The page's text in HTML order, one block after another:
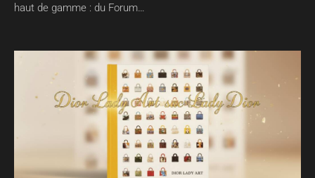
haut de gamme : du Forum…